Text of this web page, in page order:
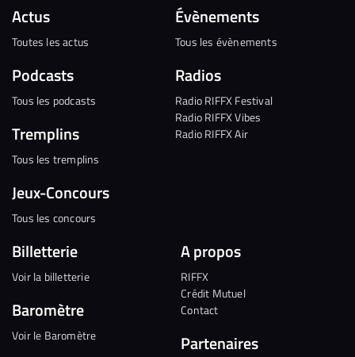
Actus
Toutes les actus
Podcasts
Tous les podcasts
Tremplins
Tous les tremplins
Jeux-Concours
Tous les concours
Évènements
Tous les évènements
Radios
Radio RIFFX Festival
Radio RIFFX Vibes
Radio RIFFX Air
Billetterie
Voir la billetterie
Baromètre
Voir le Baromètre
A propos
RIFFX
Crédit Mutuel
Contact
Partenaires